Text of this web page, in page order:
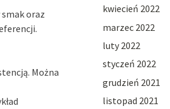
oraz
Można
kwiecień 2022
marzec 2022
luty 2022
styczeń 2022
grudzień 2021
listopad 2021